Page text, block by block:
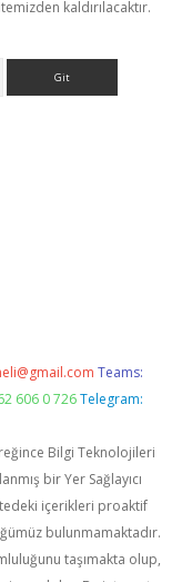
kaldırılacaktır.
Teams:
606 0 726 Telegram:
Bilgi Teknolojileri
bir Yer Sağlayıcı
içerikleri proaktif
bulunmamaktadır.
taşımakta olup,